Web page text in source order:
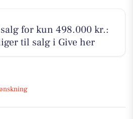
for kun 498.000 kr.:
til salg i Give her